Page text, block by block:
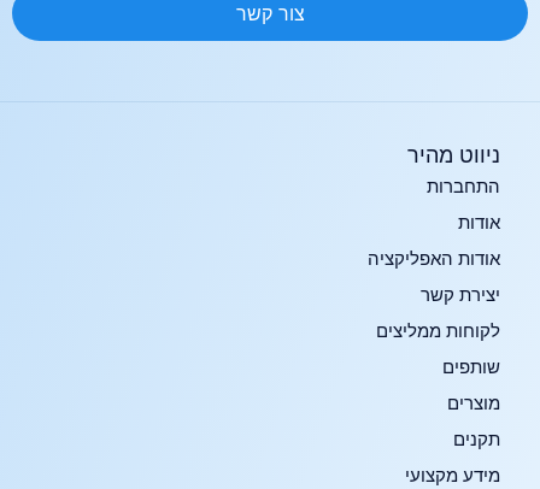
צור קשר
ניווט מהיר
התחברות
אודות
אודות האפליקציה
יצירת קשר
לקוחות ממליצים
שותפים
מוצרים
תקנים
מידע מקצועי